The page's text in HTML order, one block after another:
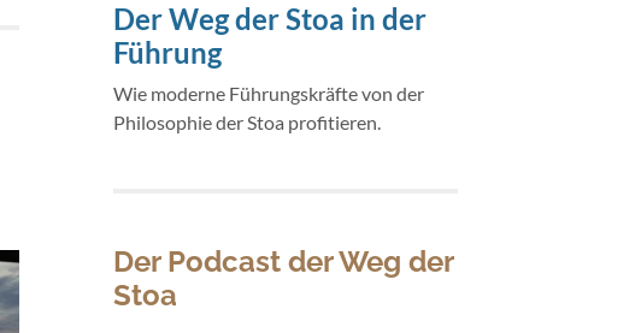
Der Weg der Stoa in der
Führung
Wie moderne Führungskräfte von der
Philosophie der Stoa profitieren.
Der Podcast der Weg der
Stoa